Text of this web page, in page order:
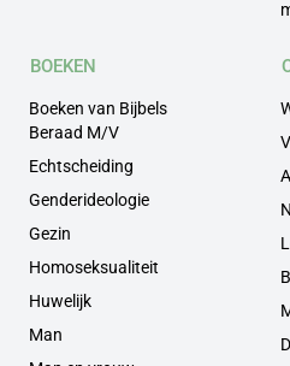
BOEKEN
Boeken van Bijbels
Beraad M/V
Echtscheiding
Genderideologie
Gezin
Homoseksualiteit
Huwelijk
Man